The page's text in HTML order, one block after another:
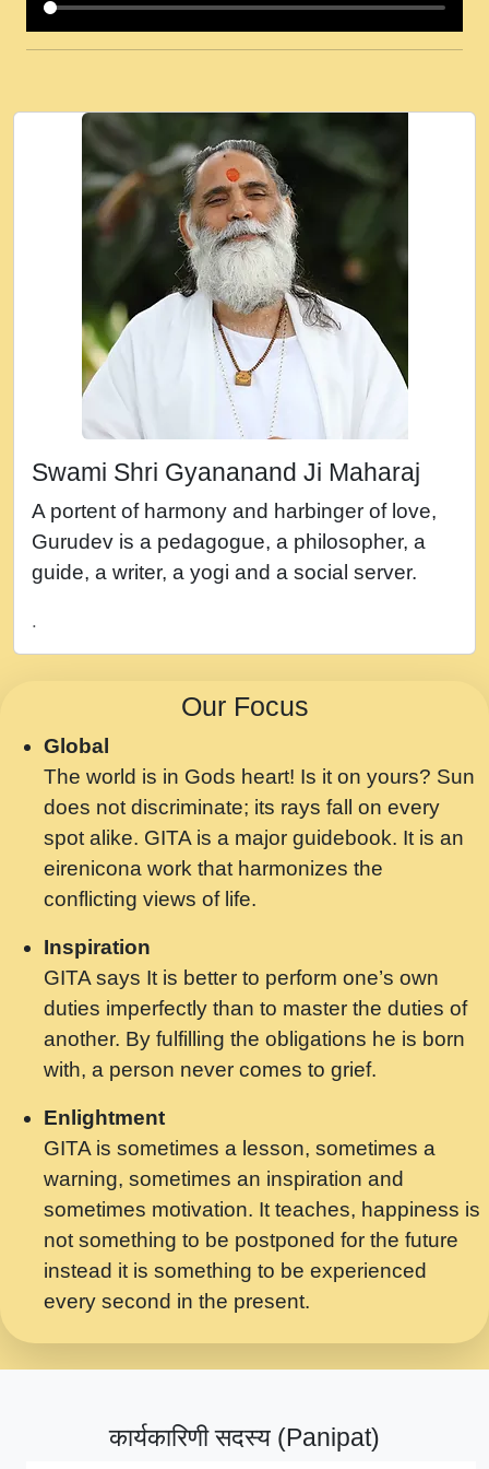
कई पकड क मर हथ र मह वदवन पहच दय! मह जन
Ki - Krishna Bhajan - New Bhajan 2020
#Ishwar Bhakti.mp3
जब से गीता ज्ञान पाया मैं बड़ी मस्ती में हूँ । 2018 -
Rishikesh - Ratan Ji Rasik.mp3
तन हल दल द सनव मड उतत सर रख क, नल रव त
गल लग जव त सर उतत हथ रख द!.mp3
तू कर प्रीतम से प्रीत, यूहीं दिन बीतते जाते हैं ।
2018 - Rishikesh - Swami Gyananand Ji
Maharaj.mp3
न म गवद गपल गद फर, पयर महन न रझद फर! shri
नह भरस रह लडडल... अपन खट करम क !!!! मह दद
सहर चरण क .....mp3
बगड नसब कसन सवर तर बगर Shri ravinandan
shastri ji maharaj.mp3
Chahe Ram Ho Chahe Shyam Ho.mp3
मझ अपन जवन बनन न आय, रठ हर क मनन न आय
Shri ravinandan shastri ji maharaj.mp3
मन अशांत मंत्र जाप - गीता प्रेरणा -Swami
Gyananand Ji Maharaj.mp3
मन बध लय परम वल कगन Special Shyam
Saawariya.mp3
मर गनय न अपरध लडडल शर रध.... Shri
ravinandan shastri ji maharaj.mp3
मेरे मन हरी का ध्यान लगा - भजन भाव - 2018 -
Rishikesh - Swami Gyananand Ji
Maharaj.mp3
यह हसरत तलब ह नकज कमर Yahi Hasraten
Talab Hai Bhav Pravah #bhajan.mp3
लडल ज बल ल क ज न लग Sadhvi Purnima Ji
7.9.2021 जवल नगर दलल #बसर.mp3
सख भ मझ पयर ह दख भ मझ पयर ह!छड म कस दत
सपरहट भजन 2021 - तर अखय ह जद भर बहर ज म
सपरहट शयम भजन - जय जय शयम जय जय शयम
Swami Shri Gyananand Ji Maharaj
A portent of harmony and harbinger of love,
Gurudev is a pedagogue, a philosopher, a
guide, a writer, a yogi and a social server.
.
Our Focus
Global
The world is in Gods heart! Is it on yours? Sun
does not discriminate; its rays fall on every
spot alike. GITA is a major guidebook. It is an
eirenicona work that harmonizes the
conflicting views of life.
Inspiration
GITA says It is better to perform one’s own
duties imperfectly than to master the duties of
another. By fulfilling the obligations he is born
with, a person never comes to grief.
Enlightment
GITA is sometimes a lesson, sometimes a
warning, sometimes an inspiration and
sometimes motivation. It teaches, happiness is
not something to be postponed for the future
instead it is something to be experienced
every second in the present.
कार्यकारिणी सदस्य (Panipat)